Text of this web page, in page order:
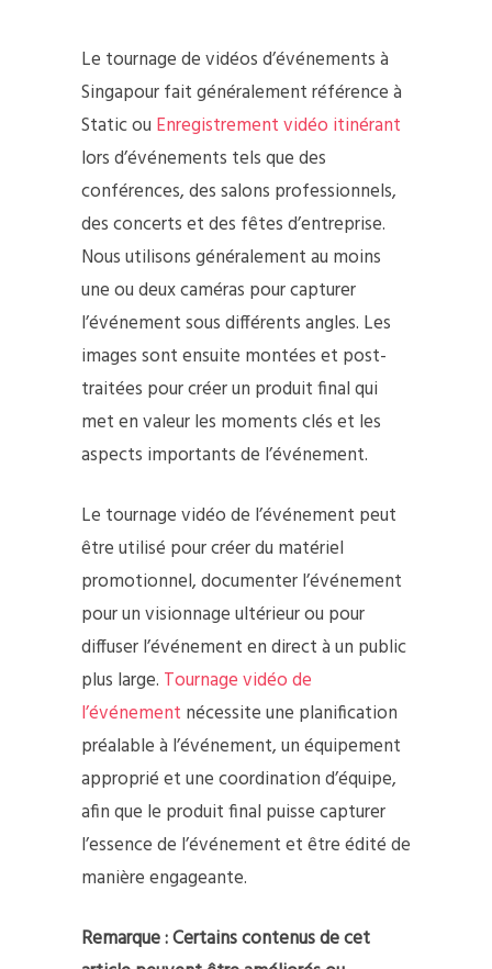
Le tournage de vidéos d’événements à
Singapour fait généralement référence à
Static ou Enregistrement vidéo itinérant
lors d’événements tels que des
conférences, des salons professionnels,
des concerts et des fêtes d’entreprise.
Nous utilisons généralement au moins
une ou deux caméras pour capturer
l’événement sous différents angles. Les
images sont ensuite montées et post-
traitées pour créer un produit final qui
met en valeur les moments clés et les
aspects importants de l’événement.
Le tournage vidéo de l’événement peut
être utilisé pour créer du matériel
promotionnel, documenter l’événement
pour un visionnage ultérieur ou pour
diffuser l’événement en direct à un public
plus large. Tournage vidéo de
l’événement nécessite une planification
préalable à l’événement, un équipement
approprié et une coordination d’équipe,
afin que le produit final puisse capturer
l’essence de l’événement et être édité de
manière engageante.
Remarque : Certains contenus de cet